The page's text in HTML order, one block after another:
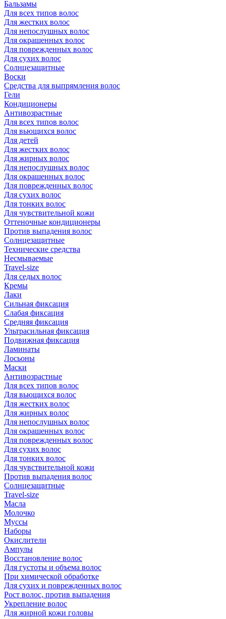
Бальзамы
Для всех типов волос
Для жестких волос
Для непослушных волос
Для окрашенных волос
Для поврежденных волос
Для сухих волос
Солнцезащитные
Воски
Средства для выпрямления волос
Гели
Кондиционеры
Антивозрастные
Для всех типов волос
Для вьющихся волос
Для детей
Для жестких волос
Для жирных волос
Для непослушных волос
Для окрашенных волос
Для поврежденных волос
Для сухих волос
Для тонких волос
Для чувствительной кожи
Оттеночные кондиционеры
Против выпадения волос
Солнцезащитные
Технические средства
Несмываемые
Travel-size
Для седых волос
Кремы
Лаки
Сильная фиксация
Слабая фиксация
Средняя фиксация
Ультрасильная фиксация
Подвижная фиксация
Ламинаты
Лосьоны
Маски
Антивозрастные
Для всех типов волос
Для вьющихся волос
Для жестких волос
Для жирных волос
Для непослушных волос
Для окрашенных волос
Для поврежденных волос
Для сухих волос
Для тонких волос
Для чувствительной кожи
Против выпадения волос
Солнцезащитные
Travel-size
Масла
Молочко
Муссы
Наборы
Окислители
Ампулы
Восстановление волос
Для густоты и объема волос
При химической обработке
Для сухих и поврежденных волос
Рост волос, против выпадения
Укрепление волос
Для жирной кожи головы